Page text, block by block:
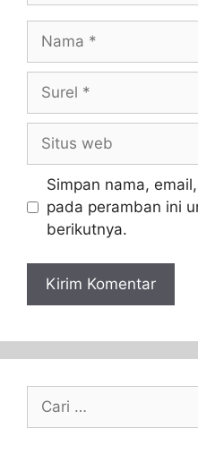
Simpan nama,
pada peramban ini
berikutnya.